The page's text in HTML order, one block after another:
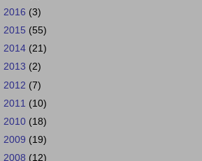
2016 (3)
2015 (55)
2014 (21)
2013 (2)
2012 (7)
2011 (10)
2010 (18)
2009 (19)
2008 (12)